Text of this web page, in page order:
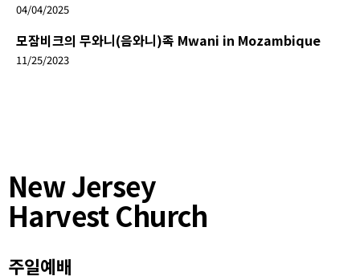
04/04/2025
모잠비크의 무와니(음와니)족 Mwani in Mozambique
11/25/2023
New Jersey
Harvest Church
주일예배